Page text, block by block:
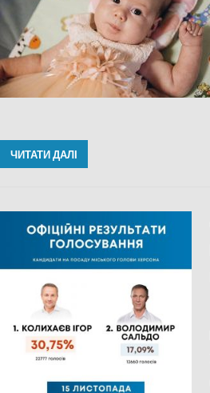
ЧИТАТИ ДАЛІ